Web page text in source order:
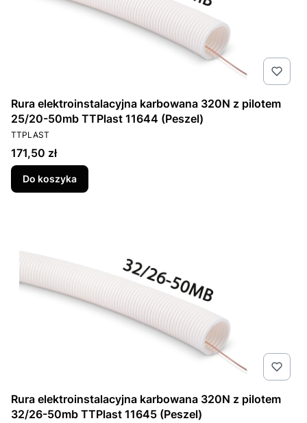
Rura elektroinstalacyjna karbowana 320N z pilotem
25/20-50mb TTPlast 11644 (Peszel)
PRODUCENT
TTPLAST
Cena
171,50 zł
Do koszyka
Rura elektroinstalacyjna karbowana 320N z pilotem
32/26-50mb TTPlast 11645 (Peszel)